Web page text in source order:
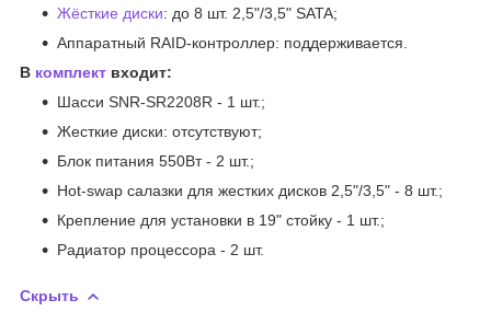
Жёсткие диски: до 8 шт. 2,5"/3,5" SATA;
Аппаратный RAID-контроллер: поддерживается.
В комплект входит:
Шасси SNR-SR2208R - 1 шт.;
Жесткие диски: отсутствуют;
Блок питания 550Вт - 2 шт.;
Hot-swap салазки для жестких дисков 2,5"/3,5" - 8 шт.;
Крепление для установки в 19" стойку - 1 шт.;
Радиатор процессора - 2 шт.
Скрыть